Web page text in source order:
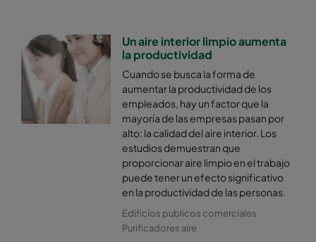
Un aire interior limpio aumenta
la productividad
Cuando se busca la forma de
aumentar la productividad de los
empleados, hay un factor que la
mayoría de las empresas pasan por
alto: la calidad del aire interior. Los
estudios demuestran que
proporcionar aire limpio en el trabajo
puede tener un efecto significativo
en la productividad de las personas.
Edificios publicos comerciales
Purificadores aire